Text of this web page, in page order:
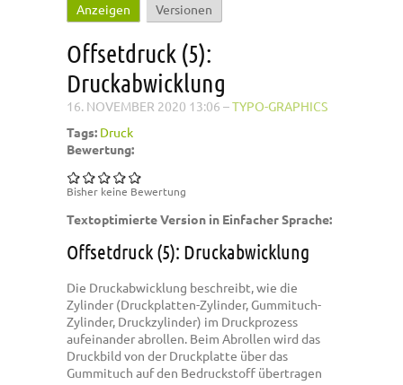
Haupt-Reiter
Anzeigen (aktiver Reiter)
Versionen
Offsetdruck (5):
Druckabwicklung
16. NOVEMBER 2020 13:06 –TYPO-GRAPHICS
Tags: Druck
Bewertung:
Bisher keine Bewertung
Textoptimierte Version in Einfacher Sprache:
Offsetdruck (5): Druckabwicklung
Die Druckabwicklung beschreibt, wie die
Zylinder (Druckplatten-Zylinder, Gummituch-
Zylinder, Druckzylinder) im Druckprozess
aufeinander abrollen. Beim Abrollen wird das
Druckbild von der Druckplatte über das
Gummituch auf den Bedruckstoff übertragen